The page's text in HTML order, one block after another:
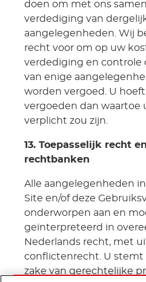
doen om met ons
verdediging van
aangelegenheden. Wij
recht voor om op uw
verdediging en controle
van enige
worden vergoed. U
vergoeden dan waartoe
verplicht zou zijn.
13. Toepasselijk recht
rechtbanken
Alle aangelegenheden
Site en/of deze
onderworpen aan en
geïnterpreteerd in
Nederlands recht, met
conflictenrecht. U stemt
zake van gerechtelijke